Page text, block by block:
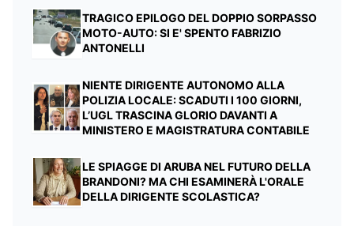
TRAGICO EPILOGO DEL DOPPIO SORPASSO
MOTO-AUTO: SI E' SPENTO FABRIZIO
ANTONELLI
NIENTE DIRIGENTE AUTONOMO ALLA
POLIZIA LOCALE: SCADUTI I 100 GIORNI,
L’UGL TRASCINA GLORIO DAVANTI A
MINISTERO E MAGISTRATURA CONTABILE
LE SPIAGGE DI ARUBA NEL FUTURO DELLA
BRANDONI? MA CHI ESAMINERÀ L'ORALE
DELLA DIRIGENTE SCOLASTICA?